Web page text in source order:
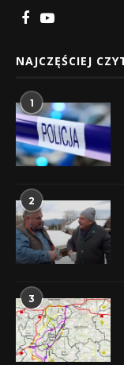
NAJCZĘŚCIEJ
1
2
3